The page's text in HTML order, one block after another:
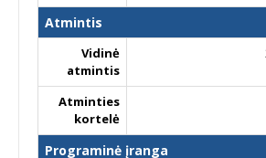
Atmintis
Vidinė
atmintis
Atminties
kortelė
Programinė įranga